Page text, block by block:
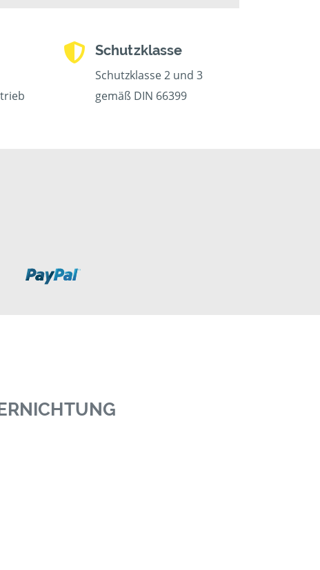
Schutzklasse
Schutzklasse 2 und 3
gemäß DIN 66399